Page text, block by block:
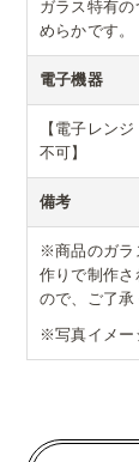
ガラス特有
めらかです。
電子機器
【電子レン
不可】
備考
※商品のガラ
作りで制作
ので、ご了承
※写真イメー